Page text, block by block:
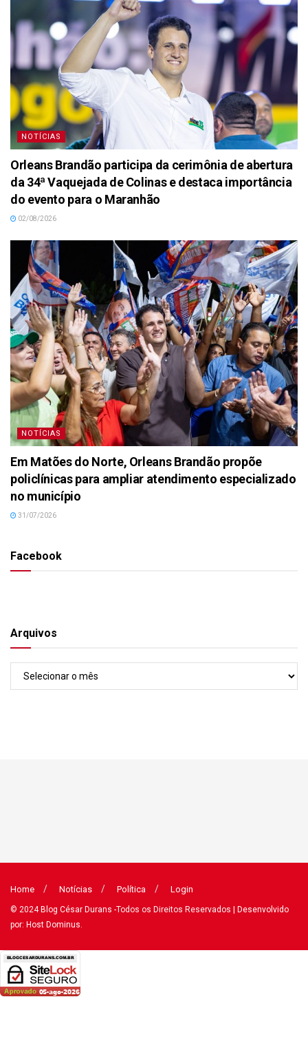
NOTÍCIAS
Orleans Brandão participa da cerimônia de abertura
da 34ª Vaquejada de Colinas e destaca importância
do evento para o Maranhão
02/08/2026
NOTÍCIAS
Em Matões do Norte, Orleans Brandão propõe
policlínicas para ampliar atendimento especializado
no município
31/07/2026
Facebook
Arquivos
Home Notícias Política Login
© 2024Blog César Durans -Todos os Direitos Reservados | Desenvolvido
por: Host Dominus